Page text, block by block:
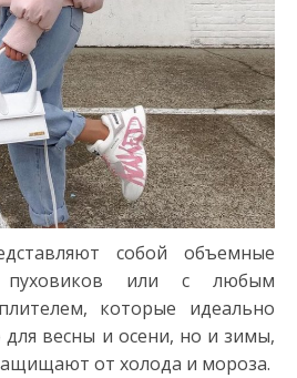
собой объемные
или с любым
которые идеально
для весны и осени, но и зимы,
от холода и мороза.